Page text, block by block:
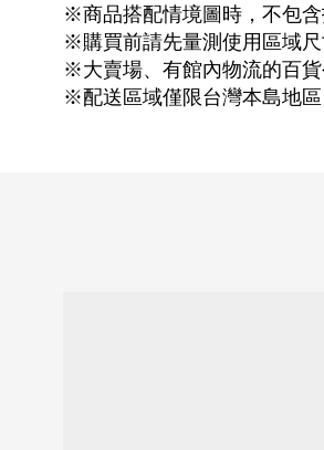
※商品搭配情境圖時，不包
※購買前請先量測使用區域尺
※大賣場、有館內物流的百
※配送區域僅限台灣本島地區